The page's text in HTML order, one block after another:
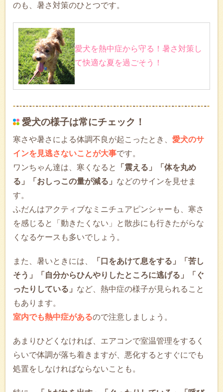
のも、暑さ対策のひとつです。
愛犬を熱中症から守る！暑さ対策し
て快適な夏を過ごそう！
愛犬の様子は常にチェック！
寒さや暑さによる体調不良が起こったとき、 愛犬のサ
インを見逃さないことが大事です。
ワンちゃん達は、寒くなると
「震える」「体を丸め
る」「おしっこの量が減る」 などのサインを見せま
す。
ふだんはアクティブなミニチュアピンシャーも、寒さ
を感じると「動きたくない」と散歩にも行きたがらな
くなるケースも多いでしょう。
また、暑いときには、
「口をあけて息をする」「苦し
そう」「自分からひんやりしたところに逃げる」「ぐ
ったりしている」 など、熱中症の様子が見られること
もあります。
室内でも熱中症があるので注意しましょう。
あまりひどくなければ、エアコンで室温管理をするく
らいで体調が落ち着きますが、悪化するとすぐにでも
処置をしなければならないことも。